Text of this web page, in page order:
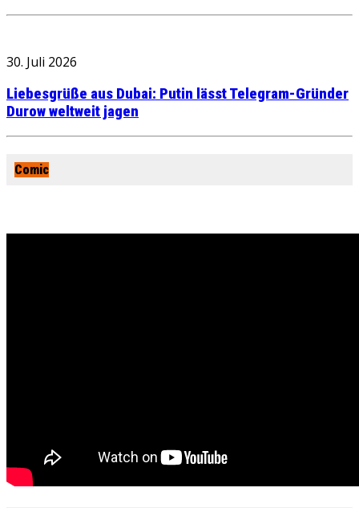
30. Juli 2026
Liebesgrüße aus Dubai: Putin lässt Telegram-Gründer
Durow weltweit jagen
Comic